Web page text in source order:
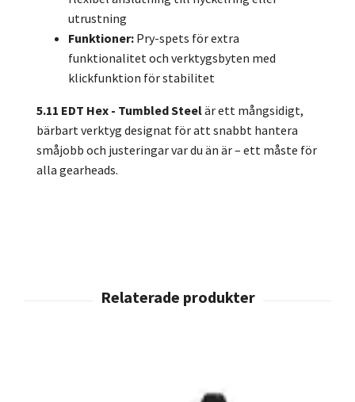
utrustning
Funktioner: Pry-spets för extra
funktionalitet och verktygsbyten med
klickfunktion för stabilitet
5.11 EDT Hex - Tumbled Steelär ett mångsidigt,
bärbart verktyg designat för att snabbt hantera
småjobb och justeringar var du än är – ett måste för
alla gearheads.